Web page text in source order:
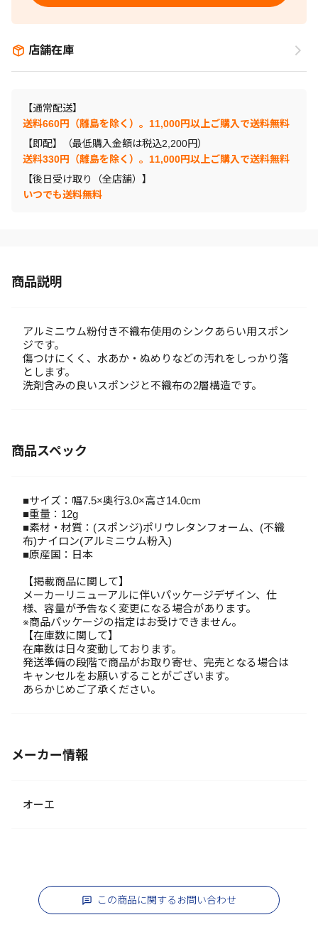
店舗在庫
【通常配送】
送料660円（離島を除く）。11,000円以上ご購入で送料無料
【即配】（最低購入金額は税込2,200円）
送料330円（離島を除く）。11,000円以上ご購入で送料無料
【後日受け取り（全店舗）】
いつでも送料無料
商品説明
アルミニウム粉付き不織布使用のシンクあらい用スポン
ジです。
傷つけにくく、水あか・ぬめりなどの汚れをしっかり落
とします。
洗剤含みの良いスポンジと不織布の2層構造です。
商品スペック
■サイズ：幅7.5×奥行3.0×高さ14.0cm
■重量：12g
■素材・材質：(スポンジ)ポリウレタンフォーム、(不織
布)ナイロン(アルミニウム粉入)
■原産国：日本
【掲載商品に関して】
メーカーリニューアルに伴いパッケージデザイン、仕
様、容量が予告なく変更になる場合があります。
※商品パッケージの指定はお受けできません。
【在庫数に関して】
在庫数は日々変動しております。
発送準備の段階で商品がお取り寄せ、完売となる場合は
キャンセルをお願いすることがございます。
あらかじめご了承ください。
メーカー情報
オーエ
この商品に関するお問い合わせ